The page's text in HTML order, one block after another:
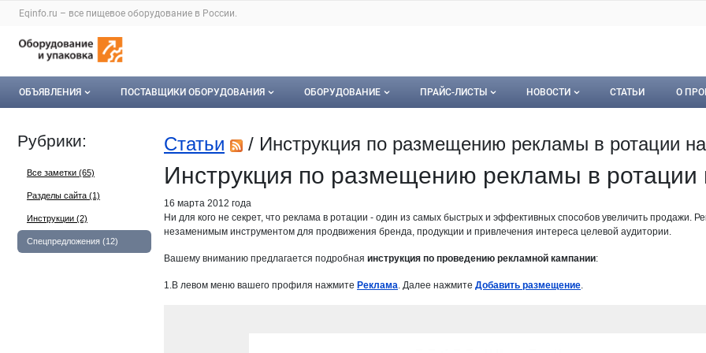
Раздел навигации по сайту eqinfo.ru
Eqinfo.ru – все пищевое оборудование в России.
Авторизация и меню пользователя
Навигация по разделам сайта eqinfo.ru
ОБЪЯВЛЕНИЯ ПОСТАВЩИКИ ОБОРУДОВАНИЯ
Платное размещение
ОБОРУДОВАНИЕ ПРАЙС-ЛИСТЫ НОВОСТИ СТАТЬИ О
Статьи / Инструкция по размещению рекламы в ротации
Инструкция по размещению рекламы в ротации
16 марта 2012 года
Ни для кого не секрет, что реклама в ротации - один из самых быстрых и эффективных способов увеличить продажи.
незаменимым инструментом для продвижения бренда, продукции и привлечения интереса целевой аудитории.
Вашему вниманию предлагается подробная инструкция по проведению рекламной кампании:
1.В левом меню вашего профиля нажмите Реклама. Далее нажмите Добавить размещение.
Рубрики:
Все заметки (65)
Разделы сайта (1)
Инструкции (2)
Спецпредложения (12)